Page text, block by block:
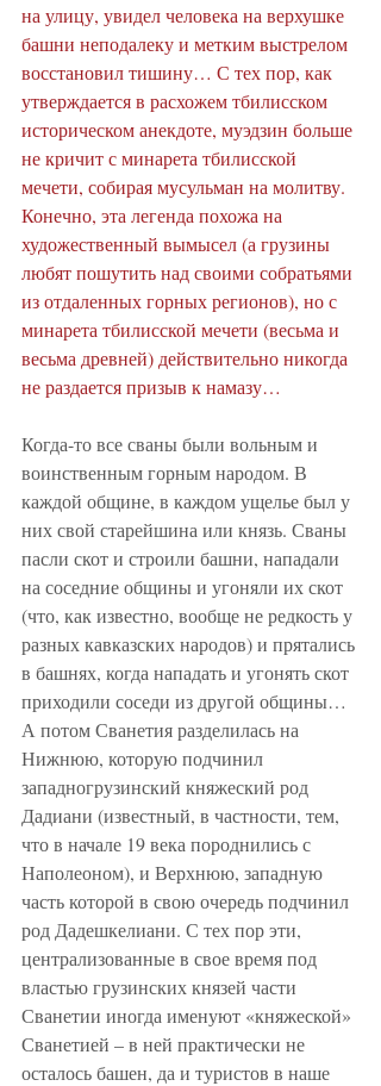
на улицу, увидел человека на верхушке
башни неподалеку и метким выстрелом
восстановил тишину… С тех пор, как
утверждается в расхожем тбилисском
историческом анекдоте, муэдзин больше
не кричит с минарета тбилисской
мечети, собирая мусульман на молитву.
Конечно, эта легенда похожа на
художественный вымысел (а грузины
любят пошутить над своими собратьями
из отдаленных горных регионов), но с
минарета тбилисской мечети (весьма и
весьма древней) действительно никогда
не раздается призыв к намазу…
Когда-то все сваны были вольным и
воинственным горным народом. В
каждой общине, в каждом ущелье был у
них свой старейшина или князь. Сваны
пасли скот и строили башни, нападали
на соседние общины и угоняли их скот
(что, как известно, вообще не редкость у
разных кавказских народов) и прятались
в башнях, когда нападать и угонять скот
приходили соседи из другой общины…
А потом Сванетия разделилась на
Нижнюю, которую подчинил
западногрузинский княжеский род
Дадиани (известный, в частности, тем,
что в начале 19 века породнились с
Наполеоном), и Верхнюю, западную
часть которой в свою очередь подчинил
род Дадешкелиани. С тех пор эти,
централизованные в свое время под
властью грузинских князей части
Сванетии иногда именуют «княжеской»
Сванетией – в ней практически не
осталось башен, да и туристов в наше